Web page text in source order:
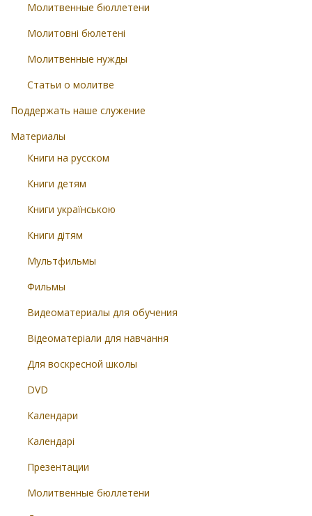
Молитвенные бюллетени
Молитовні бюлетені
Молитвенные нужды
Статьи о молитве
Поддержать наше служение
Материалы
Книги на русском
Книги детям
Книги українською
Книги дітям
Мультфильмы
Фильмы
Видеоматериалы для обучения
Відеоматеріали для навчання
Для воскресной школы
DVD
Календари
Календарі
Презентации
Молитвенные бюллетени